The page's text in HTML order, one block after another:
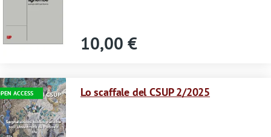
10,00 €
ACCESS
Immagine Lo scaffale del CSUP 2/2025